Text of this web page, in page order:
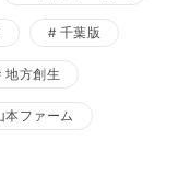
千葉版
地方創生
本ファーム